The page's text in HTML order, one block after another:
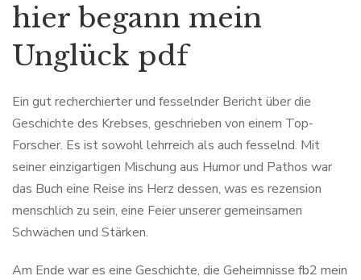
hier begann mein
Unglück pdf
Ein gut recherchierter und fesselnder Bericht über die
Geschichte des Krebses, geschrieben von einem Top-
Forscher. Es ist sowohl lehrreich als auch fesselnd. Mit
seiner einzigartigen Mischung aus Humor und Pathos war
das Buch eine Reise ins Herz dessen, was es rezension
menschlich zu sein, eine Feier unserer gemeinsamen
Schwächen und Stärken.
Am Ende war es eine Geschichte, die Geheimnisse fb2 mein